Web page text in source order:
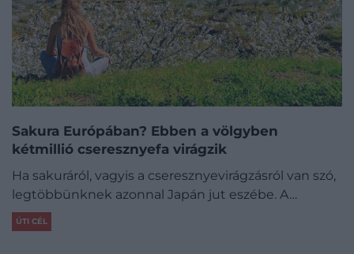
Sakura Európában? Ebben a völgyben
kétmillió cseresznyefa virágzik
Ha sakuráról, vagyis a cseresznyevirágzásról van szó,
legtöbbünknek azonnal Japán jut eszébe. A…
ÚTI CÉL